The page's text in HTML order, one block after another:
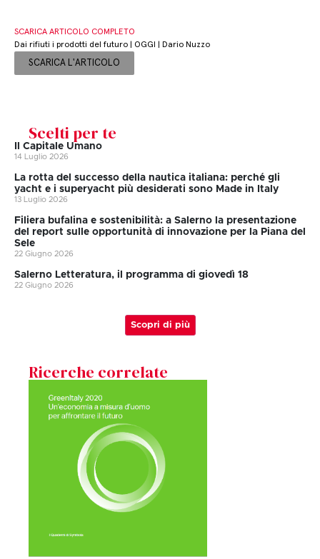
SCARICA ARTICOLO COMPLETO
Dai rifiuti i prodotti del futuro | OGGI | Dario Nuzzo
SCARICA L'ARTICOLO
Scelti per te
Il Capitale Umano
14 Luglio 2026
La rotta del successo della nautica italiana: perché gli
yacht e i superyacht più desiderati sono Made in Italy
13 Luglio 2026
Filiera bufalina e sostenibilità: a Salerno la presentazione
del report sulle opportunità di innovazione per la Piana del
Sele
22 Giugno 2026
Salerno Letteratura, il programma di giovedì 18
22 Giugno 2026
Scopri di più
Ricerche correlate